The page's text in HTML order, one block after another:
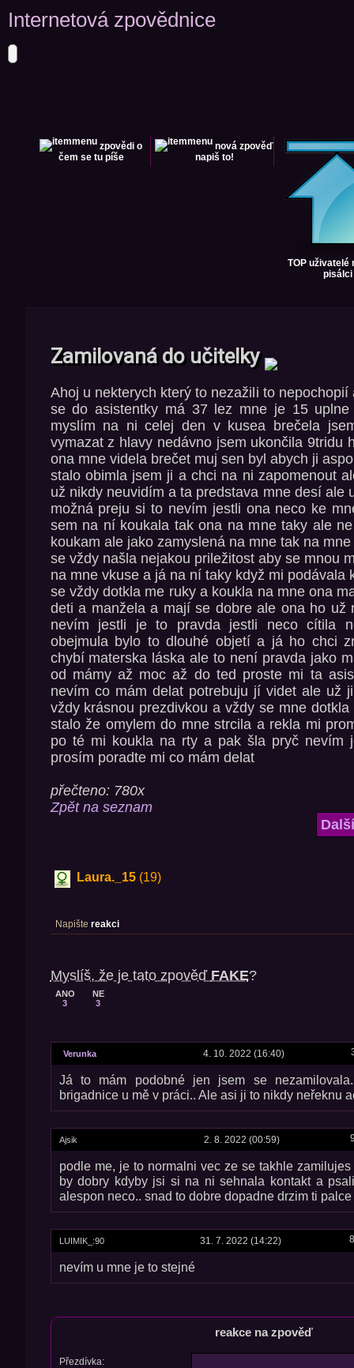
Internetová zpovědnice
zpovědi o
čem se tu píše
nová zpověď
napiš to!
TOP uživatelé
pisálci
Zamilovaná do učitelky
Ahoj u nekterych který to nezažili to nepochopií
se do asistentky má 37 lez mne je 15
myslím na ni celej den v kusea brečela
vymazat z hlavy nedávno jsem ukončila 9tridu
ona mne videla brečet muj sen byl abych ji
stalo obimla jsem ji a chci na ni zapomenout
už nikdy neuvidím a ta predstava mne desí ale
možná preju si to nevím jestli ona neco ke
sem na ní koukala tak ona na mne taky ale
koukam ale jako zamyslená na mne tak na
se vždy našla nejakou priležitost aby se mnou
na mne vkuse a já na ní taky když mi podávala
se vždy dotkla me ruky a koukla na mne ona
deti a manžela a mají se dobre ale ona ho už
nevím jestli je to pravda jestli neco cítila
obejmula bylo to dlouhé objetí a já ho chci
chybí materska láska ale to není pravda jako
od mámy až moc až do ted proste mi ta
nevím co mám delat potrebuju jí videt ale už
vždy krásnou prezdivkou a vždy se mne
stalo že omylem do mne strcila a rekla mi
po té mi koukla na rty a pak šla pryč nevím
prosím poradte mi co mám delat
přečteno: 780x
Zpět na seznam
Laura._15(19)
Napište reakci
Myslíš, že je tato zpověď FAKE?
ANO
3
NE
3
Verunka 4. 10. 2022 (16:40)
Já to mám podobné jen jsem se
brigadnice u mě v práci.. Ale asi ji to nikdy neřeknu
Ajsik 2. 8. 2022 (00:59)
podle me, je to normalni vec ze se takhle
by dobry kdyby jsi si na ni sehnala kontakt a
alespon neco.. snad to dobre dopadne drzim ti palce
LUIMIK_:90 31. 7. 2022 (14:22)
nevím u mne je to stejné
reakce na zpověď
Přezdívka: